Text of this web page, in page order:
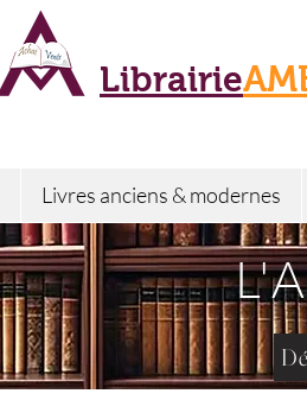
Librairie
Livres anciens & modernes